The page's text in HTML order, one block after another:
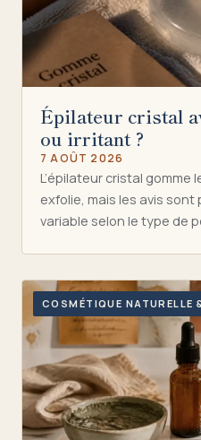
Épilateur cristal
ou irritant ?
7 AOÛT 2026
L’épilateur cristal gomme
exfolie, mais les avis
variable selon le type de
COSMÉTIQUE NATURELLE